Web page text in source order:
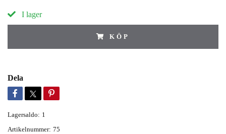
I lager
KÖP
Dela
Lagersaldo: 1
Artikelnummer: 75